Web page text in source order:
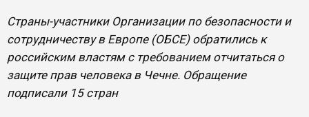
Страны-участники Организации по безопасности и
сотрудничеству в Европе (ОБСЕ) обратились к
российским властям с требованием отчитаться о
защите прав человека в Чечне. Обращение
подписали 15 стран